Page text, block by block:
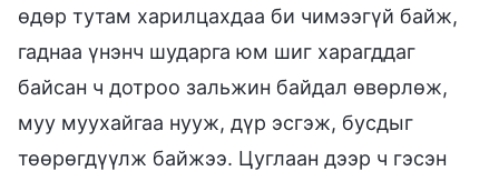
өдөр тутам харилцахдаа би чимээгүй байж,
гаднаа үнэнч шударга юм шиг харагддаг
байсан ч дотроо зальжин байдал өвөрлөж,
муу муухайгаа нууж, дүр эсгэж, бусдыг
төөрөгдүүлж байжээ. Цуглаан дээр ч гэсэн